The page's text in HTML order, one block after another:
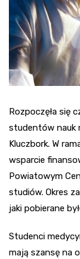
Rozpoczęła się
studentów nauk
Kluczbork. W
wsparcie
Powiatowym
studiów. Okres
jaki pobierane
Studenci
mają szansę na